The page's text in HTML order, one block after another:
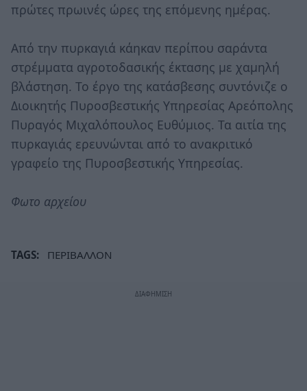
πρώτες πρωινές ώρες της επόμενης ημέρας.
Από την πυρκαγιά κάηκαν περίπου σαράντα
στρέμματα αγροτοδασικής έκτασης με χαμηλή
βλάστηση. Το έργο της κατάσβεσης συντόνιζε ο
Διοικητής Πυροσβεστικής Υπηρεσίας Αρεόπολης
Πυραγός Μιχαλόπουλος Ευθύμιος. Τα αιτία της
πυρκαγιάς ερευνώνται από το ανακριτικό
γραφείο της Πυροσβεστικής Υπηρεσίας.
Φωτο αρχείου
TAGS: ΠΕΡΙΒΑΛΛΟΝ